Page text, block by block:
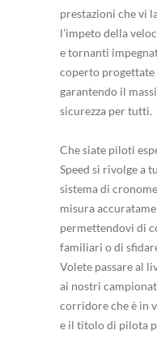
prestazioni che vi
l’impeto della
e tornanti
coperto
garantendo il
sicurezza per tutti.
Che siate piloti
Speed si rivolge a
sistema di
misura
permettendovi di
familiari o di
Volete passare al
ai nostri
corridore che è in
e il titolo di pilota